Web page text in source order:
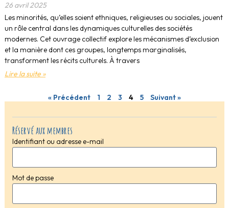
Réservé aux membres
Identifiant ou adresse e-mail
Mot de passe
26 avril 2025
Les minorités, qu’elles soient ethniques, religieuses ou sociales, jouent
un rôle central dans les dynamiques culturelles des sociétés
modernes. Cet ouvrage collectif explore les mécanismes d’exclusion
et la manière dont ces groupes, longtemps marginalisés,
transforment les récits culturels. À travers
Lire la suite »
« Précédent 1 2 3 4 5 Suivant »